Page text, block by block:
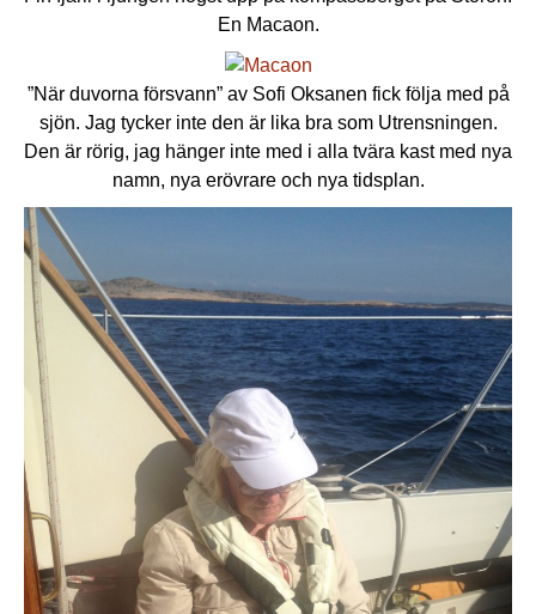
En Macaon.
”När duvorna försvann” av Sofi Oksanen fick följa med på
sjön. Jag tycker inte den är lika bra som Utrensningen.
Den är rörig, jag hänger inte med i alla tvära kast med nya
namn, nya erövrare och nya tidsplan.